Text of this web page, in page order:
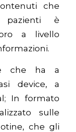
che
pazienti è
a livello
che ha a
device, a
In formato
sulle
che gli